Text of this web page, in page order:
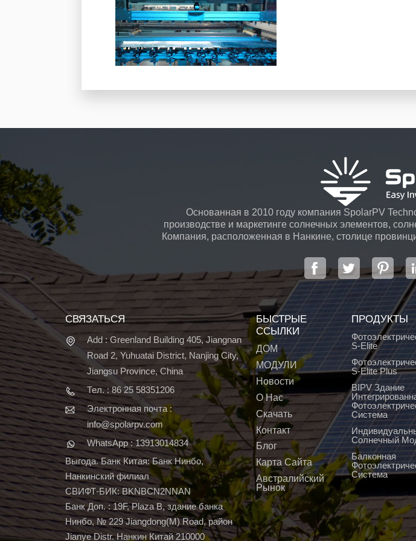
Основанная в 2010 году компания SpolarPV
производстве и маркетинге солнечных элементов,
Компания, расположенная в Нанкине, столице
СВЯЗАТЬСЯ
Add : Greenland Building 405, Jiangnan
Road 2, Yuhuatai District, Nanjing City,
Jiangsu Province, China
Тел. : 86 25 58351206
Электронная почта :
info@spolarpv.com
WhatsApp : 13913014834
Выгода. Банк Китая: Банк Нинбо,
Нанкинский филиал
СВИФТ-БИК: BKNBCN2NNAN
Банк Доп. : 19F, Plaza B, здание банка
Нинбо, № 229 Jiangdong(M) Road, район
Jianye Distr. Нанкин Китай 210000
БЫСТРЫЕ
ССЫЛКИ
ДОМ
МОДУЛИ
Новости
О Нас
Скачать
Контакт
Блог
Карта Сайта
Австралийский
Рынок
ПРОДУКТЫ
S-Elite
S-Elite Plus
BIPV Здание
Система
Солнечный
Балконная
Система